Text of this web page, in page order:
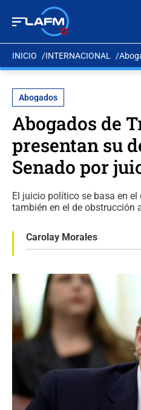
INICIO INTERNACIONAL
Abogados
Abogados de
presentan su
Senado por
El juicio político se basa en
también en el de obstrucción
Carolay Morales